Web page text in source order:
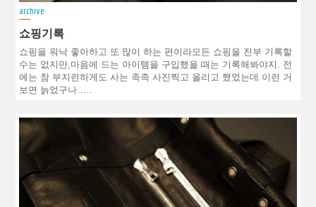
archive
쇼핑기록
쇼핑을 워낙 좋아하고 또 많이 하는 편이라모든 쇼핑을 전부 기록할
수는 없지만,마음에 드는 아이템을 구입했을 때는 기록해봐야지. 전
에는 참 부지런하게도 사는 족족 사진찍고 올리고 했었는데.이런 거
보면 늙었구나…..